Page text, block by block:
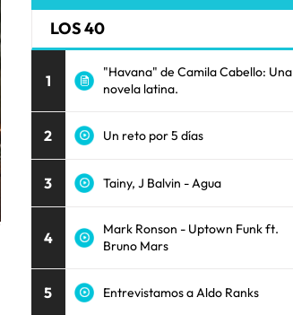
LOS 40
1
"Havana" de Camila Cabello: Una
novela latina.
2 Un reto por 5 días
3 Tainy, J Balvin - Agua
4
Mark Ronson - Uptown Funk ft.
Bruno Mars
5 Entrevistamos a Aldo Ranks